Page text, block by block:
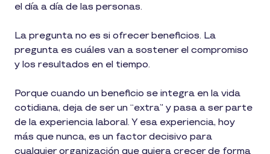
el día a día de las personas.
La pregunta no es si ofrecer beneficios. La
pregunta es cuáles van a sostener el compromiso
y los resultados en el tiempo.
Porque cuando un beneficio se integra en la vida
cotidiana, deja de ser un “extra” y pasa a ser parte
de la experiencia laboral. Y esa experiencia, hoy
más que nunca, es un factor decisivo para
cualquier organización que quiera crecer de forma